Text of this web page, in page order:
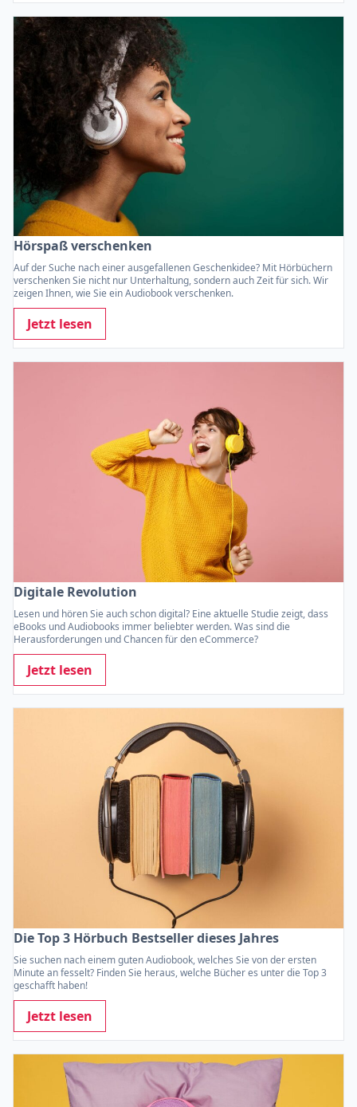
Hörspaß verschenken
Auf der Suche nach einer ausgefallenen Geschenkidee? Mit Hörbüchern
verschenken Sie nicht nur Unterhaltung, sondern auch Zeit für sich. Wir
zeigen Ihnen, wie Sie ein Audiobook verschenken.
Jetzt lesen
Digitale Revolution
Lesen und hören Sie auch schon digital? Eine aktuelle Studie zeigt, dass
eBooks und Audiobooks immer beliebter werden. Was sind die
Herausforderungen und Chancen für den eCommerce?
Jetzt lesen
Die Top 3 Hörbuch Bestseller dieses Jahres
Sie suchen nach einem guten Audiobook, welches Sie von der ersten
Minute an fesselt? Finden Sie heraus, welche Bücher es unter die Top 3
geschafft haben!
Jetzt lesen